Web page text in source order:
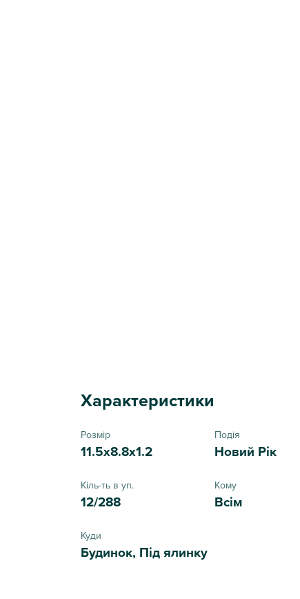
Характеристики
Розмір
11.5x8.8x1.2
Подія
Новий Рік
Кіль-ть в уп.
12/288
Кому
Всім
Куди
Будинок, Під ялинку